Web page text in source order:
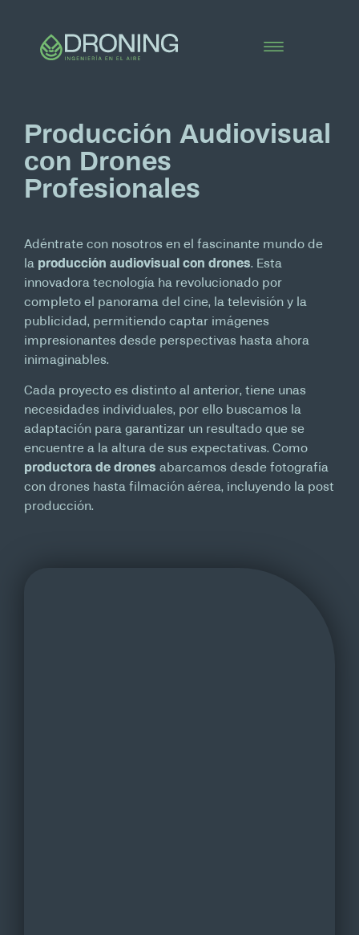
Producción Audiovisual
con Drones
Profesionales
Adéntrate con nosotros en el fascinante mundo de
la producción audiovisual con drones. Esta
innovadora tecnología ha revolucionado por
completo el panorama del cine, la televisión y la
publicidad, permitiendo captar imágenes
impresionantes desde perspectivas hasta ahora
inimaginables.
Cada proyecto es distinto al anterior, tiene unas
necesidades individuales, por ello buscamos la
adaptación para garantizar un resultado que se
encuentre a la altura de sus expectativas. Como
productora de drones abarcamos desde fotografía
con drones hasta filmación aérea, incluyendo la post
producción.